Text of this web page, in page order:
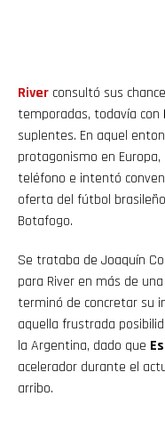
River consultó sus
temporadas, todavía con
suplentes. En aquel
protagonismo en
teléfono e intentó
oferta del fútbol
Botafogo.
Se trataba de Joaquín
para River en más de
terminó de concretar su
aquella frustrada
la Argentina, dado que
acelerador durante el
arribo.